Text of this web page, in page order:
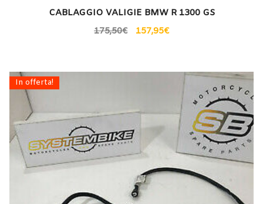
CABLAGGIO VALIGIE BMW R 1300 GS
175,50€ 157,95€
In offerta!